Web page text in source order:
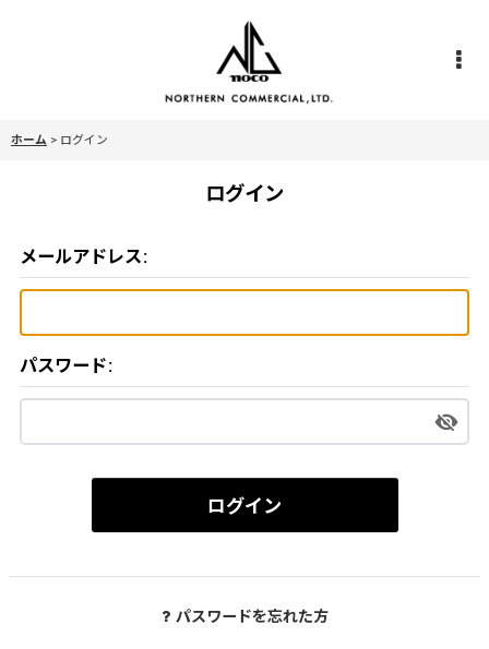
ホーム > ログイン
ログイン
メールアドレス:
パスワード:
ログイン
パスワードを忘れた方